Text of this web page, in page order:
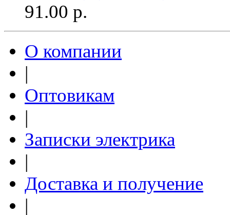
91.00 р.
О компании
|
Оптовикам
|
Записки электрика
|
Доставка и получение
|